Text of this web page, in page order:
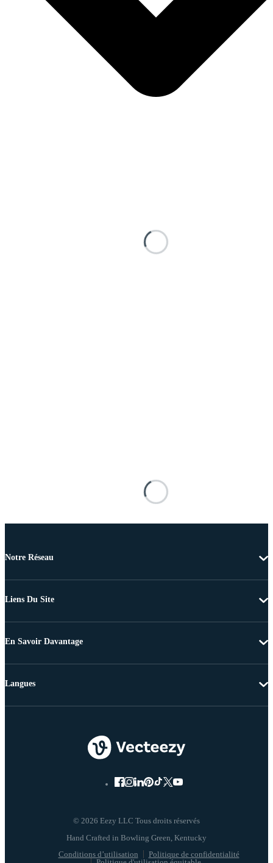
Notre Réseau
Liens Du Site
En Savoir Davantage
© 2026 Eezy LLC Tous droits réservés
Conditions d’utilisation
Politique de confidentialité
Langues